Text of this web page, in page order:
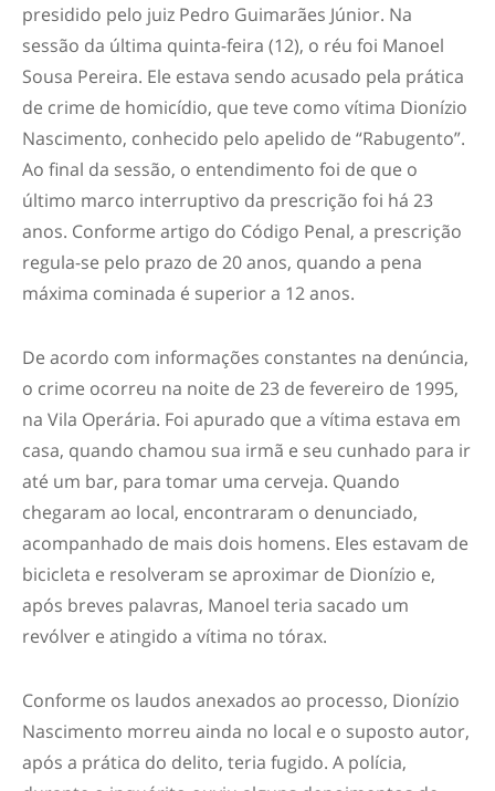
presidido pelo juiz Pedro Guimarães Júnior. Na
sessão da última quinta-feira (12), o réu foi Manoel
Sousa Pereira. Ele estava sendo acusado pela prática
de crime de homicídio, que teve como vítima Dionízio
Nascimento, conhecido pelo apelido de “Rabugento”.
Ao final da sessão, o entendimento foi de que o
último marco interruptivo da prescrição foi há 23
anos. Conforme artigo do Código Penal, a prescrição
regula-se pelo prazo de 20 anos, quando a pena
máxima cominada é superior a 12 anos.
De acordo com informações constantes na denúncia,
o crime ocorreu na noite de 23 de fevereiro de 1995,
na Vila Operária. Foi apurado que a vítima estava em
casa, quando chamou sua irmã e seu cunhado para ir
até um bar, para tomar uma cerveja. Quando
chegaram ao local, encontraram o denunciado,
acompanhado de mais dois homens. Eles estavam de
bicicleta e resolveram se aproximar de Dionízio e,
após breves palavras, Manoel teria sacado um
revólver e atingido a vítima no tórax.
Conforme os laudos anexados ao processo, Dionízio
Nascimento morreu ainda no local e o suposto autor,
após a prática do delito, teria fugido. A polícia,